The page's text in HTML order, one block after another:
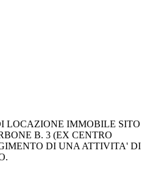
LOCAZIONE IMMOBILE SITO
B. 3 (EX CENTRO
DI UNA ATTIVITA' DI